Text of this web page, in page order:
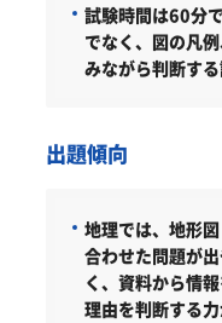
試験時間は60分
でなく、図の凡
みながら判断する
出題傾向
地理では、地形
合わせた問題が
く、資料から情
理由を判断する力